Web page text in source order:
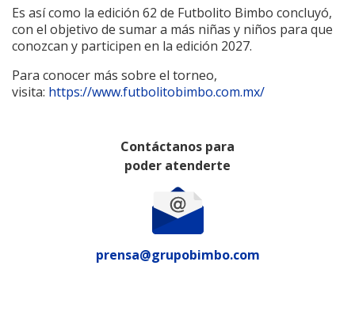
Es así como la edición 62 de Futbolito Bimbo concluyó,
con el objetivo de sumar a más niñas y niños para que
conozcan y participen en la edición 2027.
Para conocer más sobre el torneo,
visita: https://www.futbolitobimbo.com.mx/
Contáctanos para
poder atenderte
prensa@grupobimbo.com